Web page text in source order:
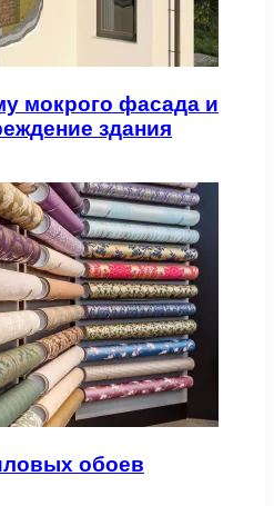
мокрого фасада и
здания
обоев